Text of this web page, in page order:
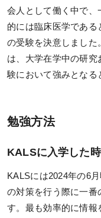
受講サポート
受講サポート一覧
個別カウンセリング
（講師・チューター
質問システム
受講生専用サイト
会人として働く中で、
的には臨床医学であ
の受験を決意しまし
は、大学在学中の研
験において強みとなる
勉強方法
KALSに入学した
KALSには2024年の6
の対策を行う際に一番
す。最も効率的に情